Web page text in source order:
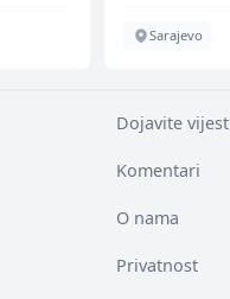
Sarajevo
Dojavite vijest
Komentari
O nama
Privatnost